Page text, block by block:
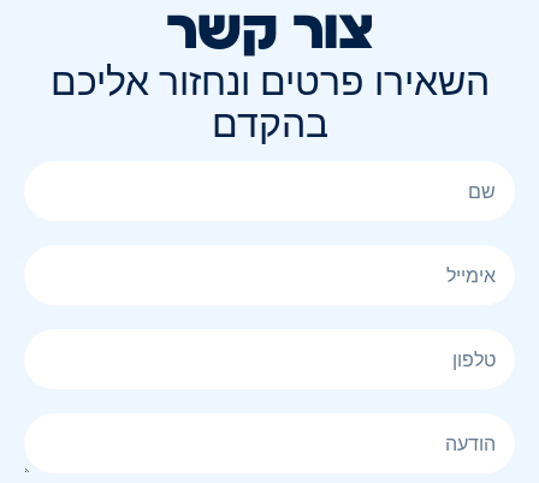
צור קשר
השאירו פרטים ונחזור אליכם
בהקדם